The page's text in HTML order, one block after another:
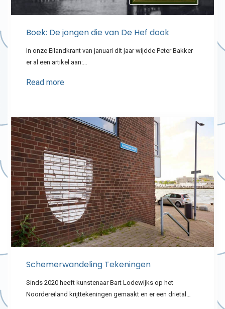
Boek: De jongen die van De Hef dook
In onze Eilandkrant van januari dit jaar wijdde Peter Bakker
er al een artikel aan:…
Read more
Schemerwandeling Tekeningen
Sinds 2020 heeft kunstenaar Bart Lodewijks op het
Noordereiland krijttekeningen gemaakt en er een drietal…